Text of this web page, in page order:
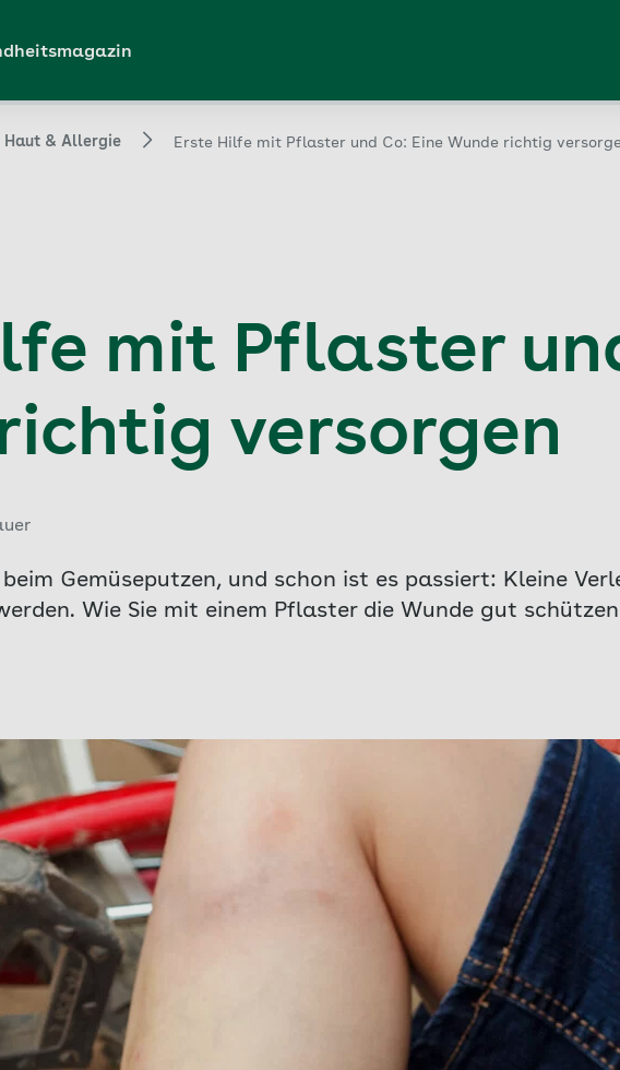
Haut & Allergie Erste Hilfe mit Pflaster und Co: Eine Wunde richtig
mit Pflaster
versorgen
Gemüseputzen, und schon ist es passiert: Kleine
Wie Sie mit einem Pflaster die Wunde gut